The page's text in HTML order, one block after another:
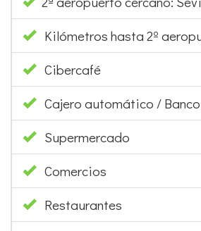
Cibercafé
Cajero automático / Banco
Supermercado
Comercios
Restaurantes
Mesones y bares de tapas
Pubs y bares de copas